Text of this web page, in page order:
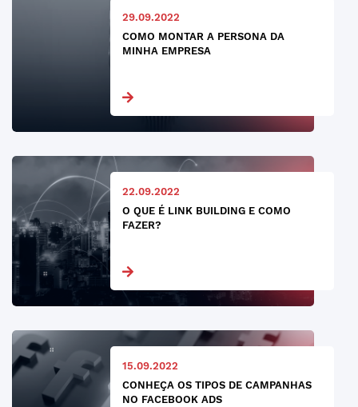
29.09.2022
COMO MONTAR A PERSONA DA
MINHA EMPRESA
22.09.2022
O QUE É LINK BUILDING E COMO
FAZER?
15.09.2022
CONHEÇA OS TIPOS DE CAMPANHAS
NO FACEBOOK ADS